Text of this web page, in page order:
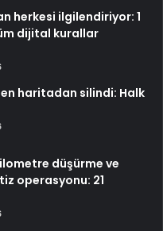
herkesi ilgilendiriyor: 1
dijital kurallar
haritadan silindi: Halk
düşürme ve
operasyonu: 21